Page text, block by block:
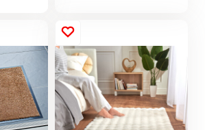
Vašim kĺbom.
Odpudzuje nečistoty.
Jednoduchá údržba.
Viacúčelový. Eldo.